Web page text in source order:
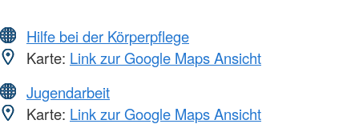
Hilfe bei der Körperpflege
Karte: Link zur Google Maps Ansicht
Jugendarbeit
Karte: Link zur Google Maps Ansicht